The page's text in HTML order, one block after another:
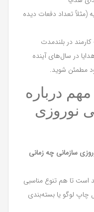
(مثلاً تعداد دفعات دیده
در بلندمدت
در سال‌های آینده
مطمئن شوید.
درباره
نوروزی
سازمانی چه زمانی
است تا هم تنوع مناسبی
چاپ لوگو یا بسته‌بندی